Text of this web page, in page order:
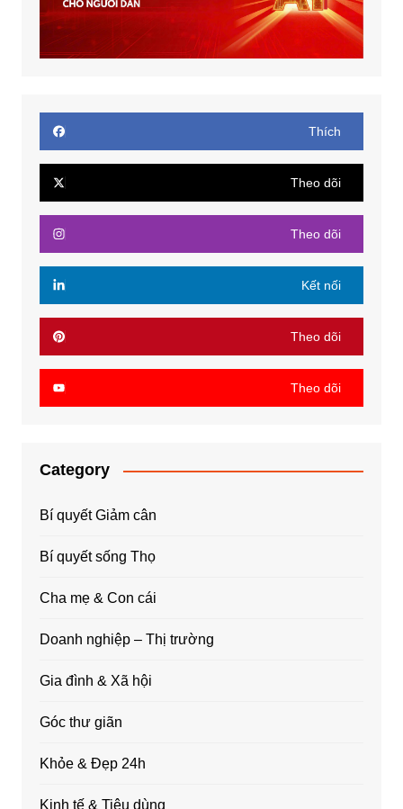
Thích
Theo dõi
Theo dõi
Kết nối
Theo dõi
Theo dõi
Category
Bí quyết Giảm cân
Bí quyết sống Thọ
Cha mẹ & Con cái
Doanh nghiệp – Thị trường
Gia đình & Xã hội
Góc thư giãn
Khỏe & Đẹp 24h
Kinh tế & Tiêu dùng